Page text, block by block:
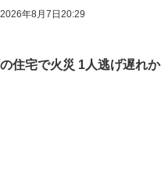
2026年8月7日20:29
住宅で火災 1人逃げ遅れか